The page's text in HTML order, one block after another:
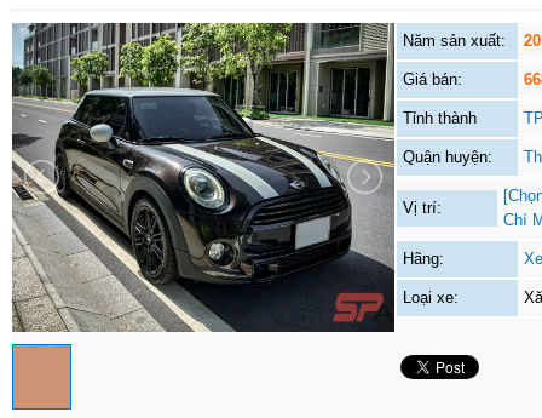
Năm sản xuất:
Giá bán:
Tỉnh thành
Quận huyện:
Vị trí:
Chí
Hãng:
Loại xe: